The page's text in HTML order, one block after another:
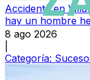
Accidente en
hay un hombre
8 ago 2026
Categoría: